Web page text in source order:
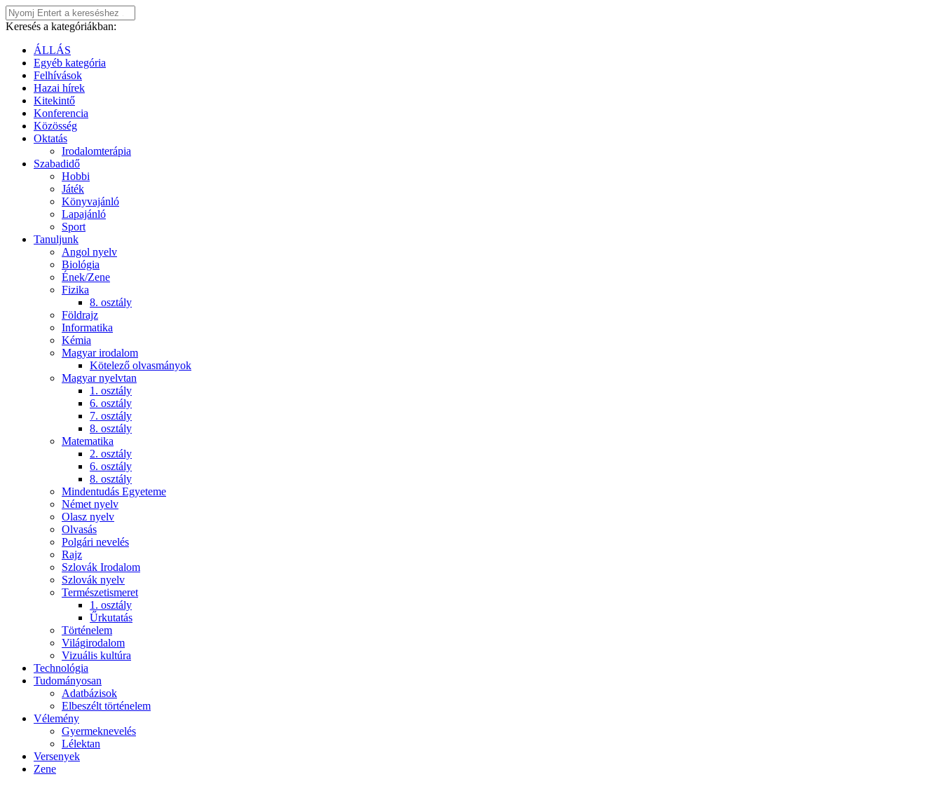
Keresés a kategóriákban:
ÁLLÁS
Egyéb kategória
Felhívások
Hazai hírek
Kitekintő
Konferencia
Közösség
Oktatás
Irodalomterápia
Szabadidő
Hobbi
Játék
Könyvajánló
Lapajánló
Sport
Tanuljunk
Angol nyelv
Biológia
Ének/Zene
Fizika
8. osztály
Földrajz
Informatika
Kémia
Magyar irodalom
Kötelező olvasmányok
Magyar nyelvtan
1. osztály
6. osztály
7. osztály
8. osztály
Matematika
2. osztály
6. osztály
8. osztály
Mindentudás Egyeteme
Német nyelv
Olasz nyelv
Olvasás
Polgári nevelés
Rajz
Szlovák Irodalom
Szlovák nyelv
Természetismeret
1. osztály
Űrkutatás
Történelem
Világirodalom
Vizuális kultúra
Technológia
Tudományosan
Adatbázisok
Elbeszélt történelem
Vélemény
Gyermeknevelés
Lélektan
Versenyek
Zene